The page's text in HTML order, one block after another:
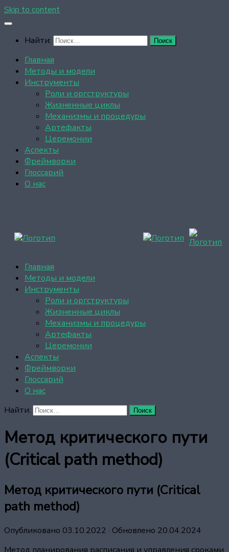
Skip to content
Найти:
Главная
Методы и модели
Инструменты
Роли и оргструктуры
Жизненные циклы
Механизмы и процедуры
Артефакты
Церемонии
Аспекты
Фреймворки
Глоссарий
О нас
Найти:
Главная
Методы и модели
Инструменты
Роли и оргструктуры
Жизненные циклы
Механизмы и процедуры
Артефакты
Церемонии
Аспекты
Фреймворки
Глоссарий
О нас
Метод критического пути
(Critical path method)
Метод критического пути (Critical
path method)
Опубликовано 03.10.2022 · Обновлено 20.04.2024